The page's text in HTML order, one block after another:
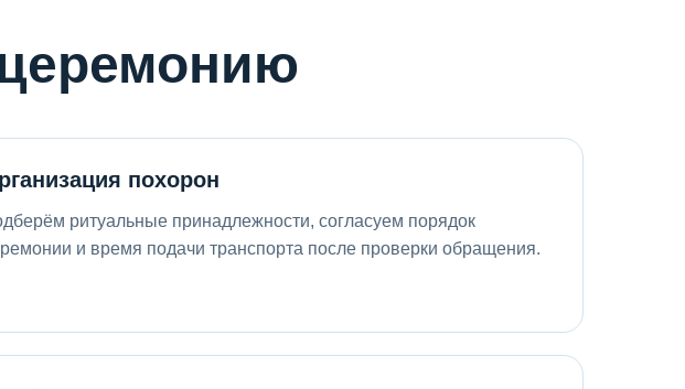
похорон
ритуальные принадлежности, согласуем порядок
и время подачи транспорта после проверки обращения.